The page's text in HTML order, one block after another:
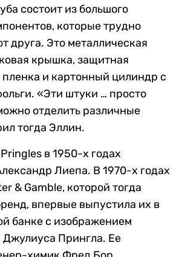
состоит из большого
которые трудно
друга. Это металлическая
крышка, защитная
пленка и картонный цилиндр с
«Эти штуки … просто
отделить различные
тогда Эллин.
в 1950-х годах
Лиепа. В 1970-х годах
& Gamble, которой тогда
впервые выпустила их в
банке с изображением
Джулиуса Прингла. Ее